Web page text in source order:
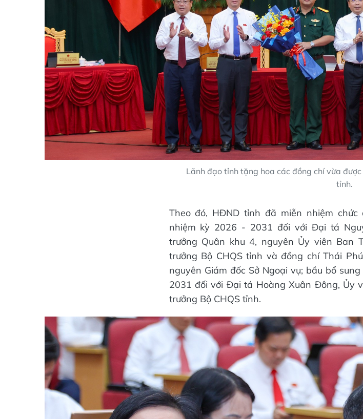
Lãnh đạo tỉnh tặng hoa các đồng chí vừa
tỉnh.
Theo đó, HĐND tỉnh đã miễn nhiệm
nhiệm kỳ 2026 - 2031 đối với Đại tá
trưởng Quân khu 4, nguyên Ủy viên Ban
trưởng Bộ CHQS tỉnh và đồng chí Thái
nguyên Giám đốc Sở Ngoại vụ; bầu bổ
2031 đối với Đại tá Hoàng Xuân Đông, Ủy
trưởng Bộ CHQS tỉnh.